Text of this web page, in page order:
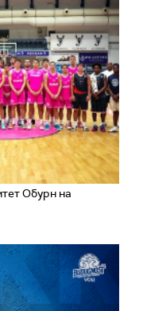
Обурн на